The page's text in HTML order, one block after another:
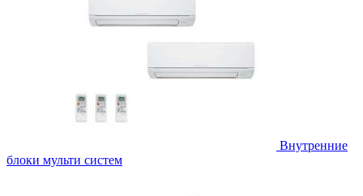
Внутренние
блоки мульти систем